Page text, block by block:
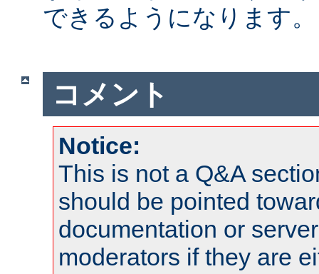
できるようになります。
コメント
Notice:
This is not a Q&A
should be pointed
documentation or
moderators if they are